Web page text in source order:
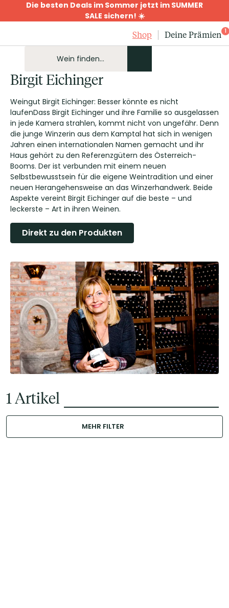
Die besten Deals im Sommer jetzt im SUMMER
SALE sichern! ☀️
Shop
Deine Prämien 1
Birgit Eichinger
Weingut Birgit Eichinger: Besser könnte es nicht
laufenDass Birgit Eichinger und ihre Familie so ausgelassen
in jede Kamera strahlen, kommt nicht von ungefähr. Denn
die junge Winzerin aus dem Kamptal hat sich in wenigen
Jahren einen internationalen Namen gemacht und ihr
Haus gehört zu den Referenzgütern des Österreich-
Booms. Der ist verbunden mit einem neuen
Selbstbewusstsein für die eigene Weintradition und einer
neuen Herangehensweise an das Winzerhandwerk. Beide
Aspekte vereint Birgit Eichinger auf die beste – und
leckerste – Art in ihren Weinen.
Direkt zu den Produkten
1Artikel
MEHR FILTER